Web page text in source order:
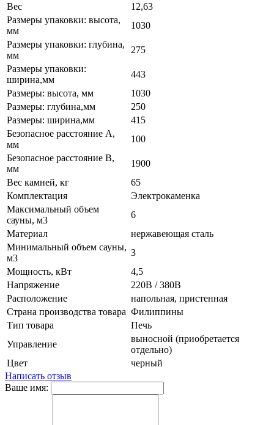
Вес
12,63
Размеры упаковки: высота,
мм
1030
Размеры упаковки: глубина,
мм
275
Размеры упаковки:
ширина,мм
443
Размеры: высота, мм
1030
Размеры: глубина,мм
250
Размеры: ширина,мм
415
Безопасное расстояние A,
мм
100
Безопасное расстояние B,
мм
1900
Вес камней, кг
65
Комплектация
Электрокаменка
Максимальный объем
сауны, м3
6
Материал
нержавеющая сталь
Минимальный объем сауны,
м3
3
Мощность, кВт
4,5
Напряжение
220В / 380В
Расположение
напольная, пристенная
Страна производства товара Филиппины
Тип товара
Печь
Управление
выносной (приобретается
отдельно)
Цвет
черный
Написать отзыв
Ваше имя: